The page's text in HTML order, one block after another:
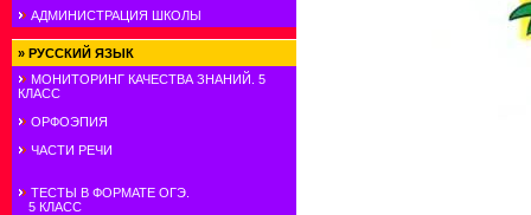
АДМИНИСТРАЦИЯ ШКОЛЫ
» РУССКИЙ ЯЗЫК
МОНИТОРИНГ КАЧЕСТВА ЗНАНИЙ. 5
КЛАСС
ОРФОЭПИЯ
ЧАСТИ РЕЧИ
ТЕСТЫ В ФОРМАТЕ ОГЭ.
5 КЛАСС